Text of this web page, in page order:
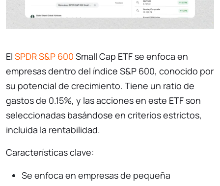
El SPDR S&P 600 Small Cap ETF se enfoca en
empresas dentro del índice S&P 600, conocido por
su potencial de crecimiento. Tiene un ratio de
gastos de 0.15%, y las acciones en este ETF son
seleccionadas basándose en criterios estrictos,
incluida la rentabilidad.
Características clave:
Se enfoca en empresas de pequeña